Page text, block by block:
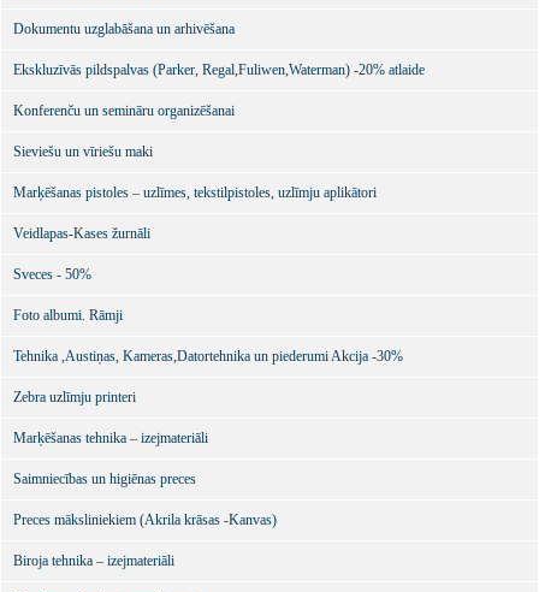
Dokumentu uzglabāšana un arhivēšana
Ekskluzīvās pildspalvas (Parker, Regal,Fuliwen,Waterman) -20% atlaide
Konferenču un semināru organizēšanai
Sieviešu un vīriešu maki
Marķēšanas pistoles – uzlīmes, tekstilpistoles, uzlīmju aplikātori
Veidlapas-Kases žurnāli
Sveces - 50%
Foto albumi. Rāmji
Tehnika ,Austiņas, Kameras,Datortehnika un piederumi Akcija -30%
Zebra uzlīmju printeri
Marķēšanas tehnika – izejmateriāli
Saimniecības un higiēnas preces
Preces māksliniekiem (Akrila krāsas -Kanvas)
Biroja tehnika – izejmateriāli